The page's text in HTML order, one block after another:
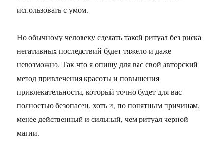
использовать с умом.
Но обычному человеку сделать такой ритуал без риска
негативных последствий будет тяжело и даже
невозможно. Так что я опишу для вас свой авторский
метод привлечения красоты и повышения
привлекательности, который точно будет для вас
полностью безопасен, хоть и, по понятным причинам,
менее действенный и сильный, чем ритуал черной
магии.